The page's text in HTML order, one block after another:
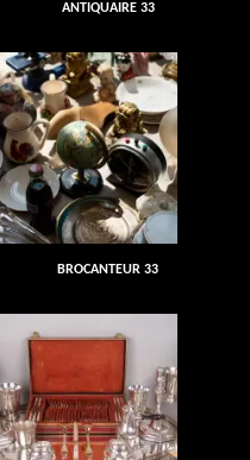
ANTIQUAIRE 33
BROCANTEUR 33